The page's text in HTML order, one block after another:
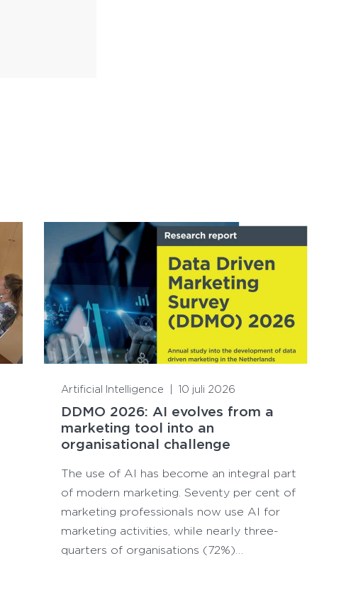
Artificial Intelligence 10 juli 2026
DDMO 2026: AI evolves from a
marketing tool into an
organisational challenge
The use of AI has become an integral part
of modern marketing. Seventy per cent of
marketing professionals now use AI for
marketing activities, while nearly three-
quarters of organisations (72%)…